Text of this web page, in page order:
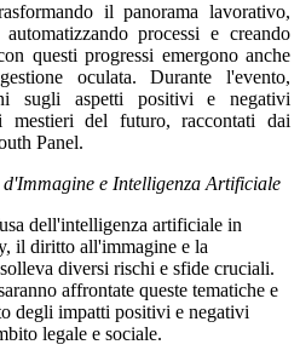
il panorama lavorativo,
processi e creando
questi progressi emergono anche
oculata. Durante l'evento,
sugli aspetti positivi e negativi
mestieri del futuro, raccontati dai
Panel.
e Intelligenza Artificiale
dell'intelligenza artificiale in
il diritto all'immagine e la
diversi rischi e sfide cruciali.
affrontate queste tematiche e
degli impatti positivi e negativi
legale e sociale.